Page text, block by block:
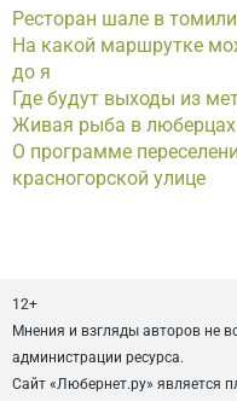
Ресторан шале в
На какой маршрутке
до я
Где будут выходы из
Живая рыба в люберцах
О программе
красногорской улице
12+
Мнения и взгляды авторов не
администрации ресурса.
Сайт «Любернет.ру» является